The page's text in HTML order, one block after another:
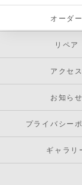
オーダー
リペア
アクセス
お知らせ
プライバシー
ギャラリ